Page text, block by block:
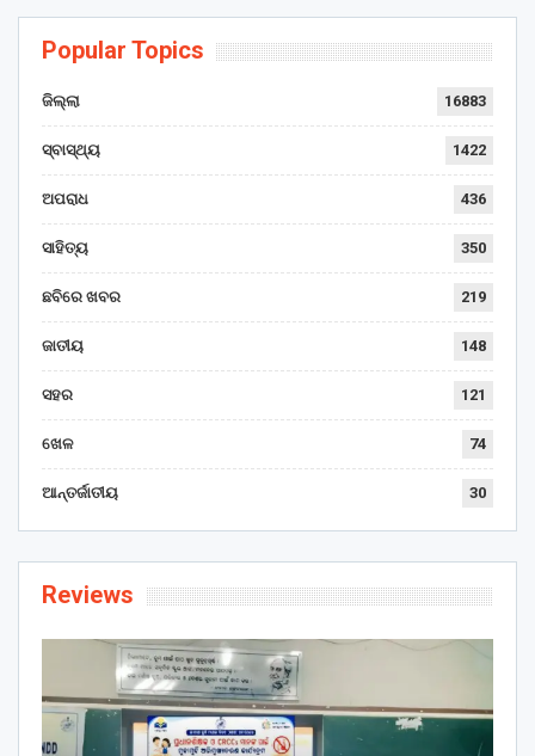
Popular Topics
ଜିଲ୍ଲା 16883
ସ୍ବାସ୍ଥ୍ୟ 1422
ଅପରାଧ 436
ସାହିତ୍ୟ 350
ଛବିରେ ଖବର 219
ଜାତୀୟ 148
ସହର 121
ଖେଳ 74
ଆନ୍ତର୍ଜାତୀୟ 30
Reviews